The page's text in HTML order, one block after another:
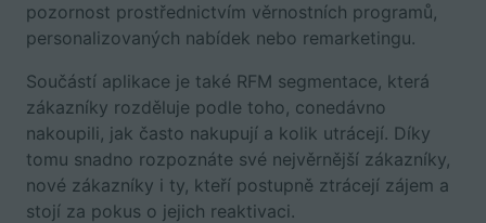
pozornost prostřednictvím věrnostních programů,
personalizovaných nabídek nebo remarketingu.
Součástí aplikace je také RFM segmentace, která
zákazníky rozděluje podle toho, conedávno
nakoupili, jak často nakupují a kolik utrácejí. Díky
tomu snadno rozpoznáte své nejvěrnější zákazníky,
nové zákazníky i ty, kteří postupně ztrácejí zájem a
stojí za pokus o jejich reaktivaci.